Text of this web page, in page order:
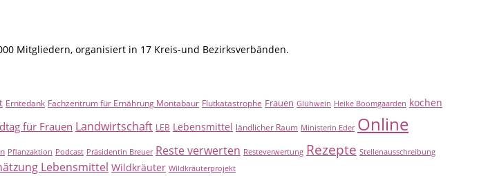
Mitgliedern, organisiert in 17 Kreis-und Bezirksverbänden.
Erntedank Fachzentrum für Ernährung Montabaur Flutkatastrophe Frauen Glühwein Heike Boomgaarden kochen
für Frauen Landwirtschaft LEB Lebensmittel ländlicher Raum Ministerin Eder Online
Pflanzaktion Podcast Präsidentin Breuer Reste verwerten Resteverwertung Rezepte Stellenausschreibung
Lebensmittel Wildkräuter Wildkräuterprojekt